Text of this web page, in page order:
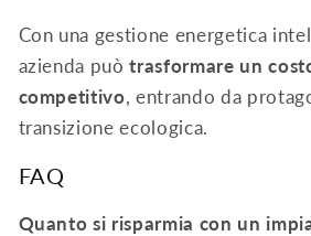
Con una gestione energetica
azienda puòtrasformare un
competitivo, entrando da
transizione ecologica.
FAQ
Quanto si risparmia con un